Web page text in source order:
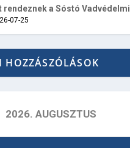
rendeznek a Sóstó Vadvédelmi
07-25
HOZZÁSZÓLÁSOK
2026. AUGUSZTUS